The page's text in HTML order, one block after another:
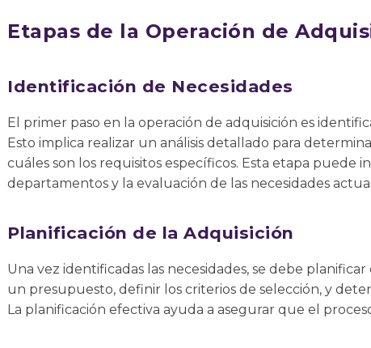
Etapas de la Operación de
Identificación de Necesidades
El primer paso en la operación de adquisición es
Esto implica realizar un análisis detallado para
cuáles son los requisitos específicos. Esta etapa puede
departamentos y la evaluación de las necesidades
Planificación de la Adquisición
Una vez identificadas las necesidades, se debe
un presupuesto, definir los criterios de selección, y
La planificación efectiva ayuda a asegurar que el